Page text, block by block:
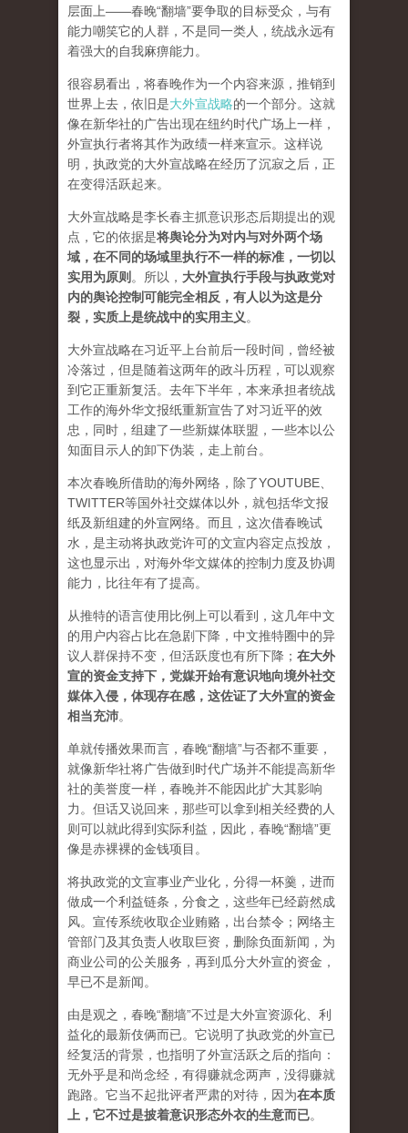
层面上——春晚“翻墙”要争取的目标受众，与有
能力嘲笑它的人群，不是同一类人，统战永远有
着强大的自我麻痹能力。
很容易看出，将春晚作为一个内容来源，推销到
世界上去，依旧是大外宣战略的一个部分。这就
像在新华社的广告出现在纽约时代广场上一样，
外宣执行者将其作为政绩一样来宣示。这样说
明，执政党的大外宣战略在经历了沉寂之后，正
在变得活跃起来。
大外宣战略是李长春主抓意识形态后期提出的观
点，它的依据是将舆论分为对内与对外两个场
域，在不同的场域里执行不一样的标准，一切以
实用为原则 。所以， 大外宣执行手段与执政党对
内的舆论控制可能完全相反，有人以为这是分
裂，实质上是统战中的实用主义 。
大外宣战略在习近平上台前后一段时间，曾经被
冷落过，但是随着这两年的政斗历程，可以观察
到它正重新复活。去年下半年，本来承担者统战
工作的海外华文报纸重新宣告了对习近平的效
忠，同时，组建了一些新媒体联盟，一些本以公
知面目示人的卸下伪装，走上前台。
本次春晚所借助的海外网络，除了YOUTUBE、
TWITTER等国外社交媒体以外，就包括华文报
纸及新组建的外宣网络。而且，这次借春晚试
水，是主动将执政党许可的文宣内容定点投放，
这也显示出，对海外华文媒体的控制力度及协调
能力，比往年有了提高。
从推特的语言使用比例上可以看到，这几年中文
的用户内容占比在急剧下降，中文推特圈中的异
议人群保持不变，但活跃度也有所下降； 在大外
宣的资金支持下，党媒开始有意识地向境外社交
媒体入侵，体现存在感，这佐证了大外宣的资金
相当充沛。
单就传播效果而言，春晚“翻墙”与否都不重要，
就像新华社将广告做到时代广场并不能提高新华
社的美誉度一样，春晚并不能因此扩大其影响
力。但话又说回来，那些可以拿到相关经费的人
则可以就此得到实际利益，因此，春晚“翻墙”更
像是赤裸裸的金钱项目。
将执政党的文宣事业产业化，分得一杯羹，进而
做成一个利益链条，分食之，这些年已经蔚然成
风。宣传系统收取企业贿赂，出台禁令；网络主
管部门及其负责人收取巨资，删除负面新闻，为
商业公司的公关服务，再到瓜分大外宣的资金，
早已不是新闻。
由是观之，春晚“翻墙”不过是大外宣资源化、利
益化的最新伎俩而已。它说明了执政党的外宣已
经复活的背景，也指明了外宣活跃之后的指向：
无外乎是和尚念经，有得赚就念两声，没得赚就
跑路。它当不起批评者严肃的对待，因为在本质
上，它不过是披着意识形态外衣的生意而已。